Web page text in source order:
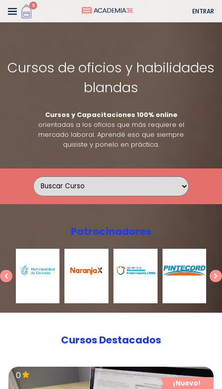
0
ENTRAR
Cursos de oficios y habilidades
blandas
Cursos y Capacitaciones 100% online
orientadas a los oficios que más requiere el
mercado laboral. Aprendé eso que siempre
quisiste y ponelo en práctica.
Patrocinadores
Cursos Destacados
0
¡Nuevo!